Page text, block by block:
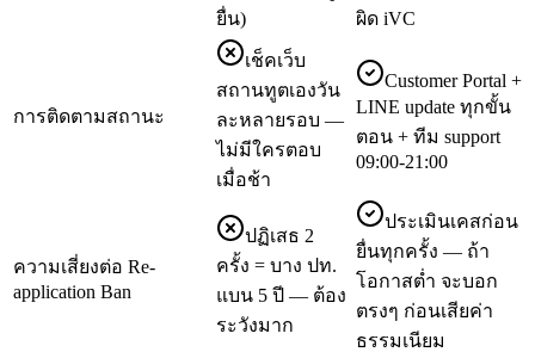
ยื่น)
ผิด iVC
การติดตามสถานะ
เช็คเว็บ
สถานทูตเองวัน
ละหลายรอบ —
ไม่มีใครตอบ
เมื่อช้า
Customer Portal +
LINE update ทุกขั้น
ตอน + ทีม support
09:00-21:00
ความเสี่ยงต่อ Re-
application Ban
ปฏิเสธ 2
ครั้ง = บาง ปท.
แบน 5 ปี — ต้อง
ระวังมาก
ประเมินเคสก่อน
ยื่นทุกครั้ง — ถ้า
โอกาสต่ำ จะบอก
ตรงๆ ก่อนเสียค่า
ธรรมเนียม